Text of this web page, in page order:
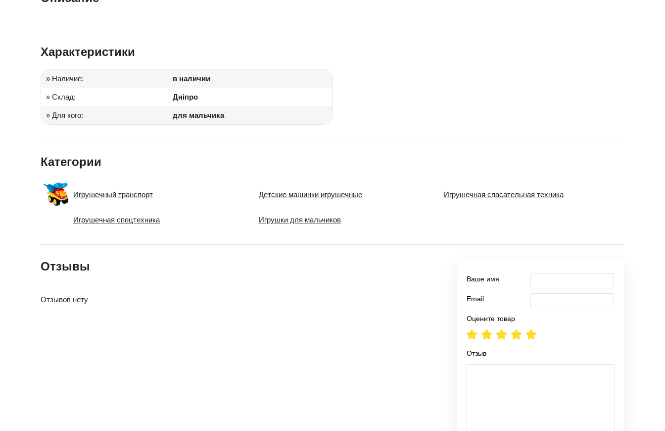
Характеристики
» Наличие: в наличии
» Склад: Дніпро
» Для кого: для мальчика
Категории
Игрушечный транспорт Детские машинки игрушечные Игрушечная спасательная техника
Игрушечная спецтехника Игрушки для мальчиков
Отзывы
Отзывов нету
Ваше имя
Email
Оцените товар
Отзыв